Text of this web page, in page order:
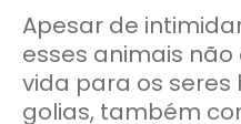
Apesar de
esses animais
vida para os seres
golias, também